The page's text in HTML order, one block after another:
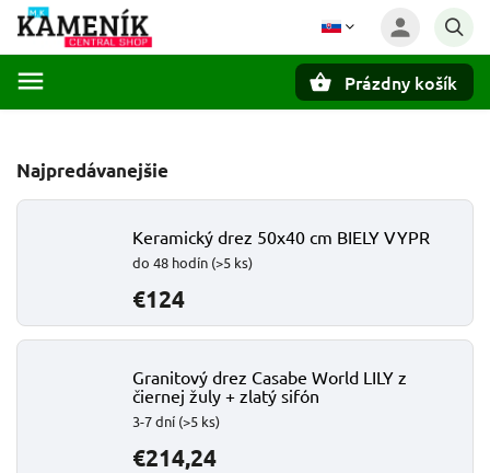
Prázdny košík
Najpredávanejšie
Keramický drez 50x40 cm BIELY VYPR
do 48 hodín (>5 ks)
€124
Granitový drez Casabe World LILY z
čiernej žuly + zlatý sifón
3-7 dní (>5 ks)
€214,24